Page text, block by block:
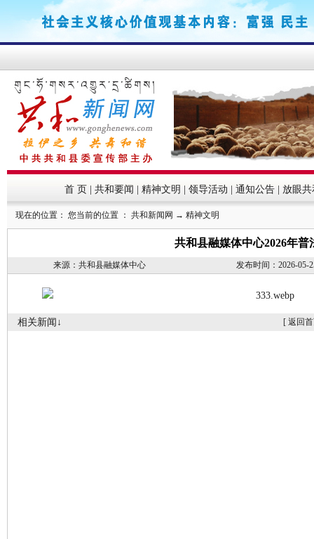
首 页 共和要闻 精神文明 领导活动 通知公告 放眼共
现在的位置： 您当前的位置 ： 共和新闻网 → 精神文明
共和县融媒体中心2026年普
来源：共和县融媒体中心 发布时间：2026-05-
相关新闻↓ [ 返回